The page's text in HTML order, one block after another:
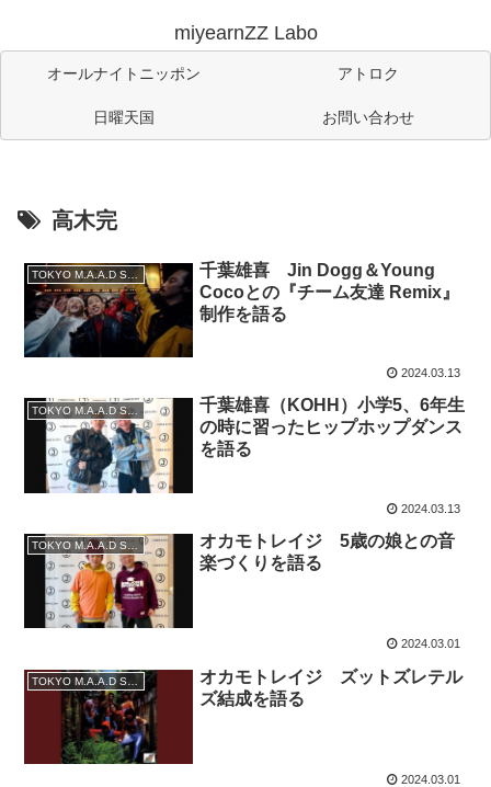
miyearnZZ Labo
オールナイトニッポン アトロク
日曜天国 お問い合わせ
高木完
TOKYO M.A.A.D SPIN
千葉雄喜 Jin Dogg＆Young
Cocoとの『チーム友達 Remix』
制作を語る
2024.03.13
TOKYO M.A.A.D SPIN
千葉雄喜（KOHH）小学5、6年生
の時に習ったヒップホップダンス
を語る
2024.03.13
TOKYO M.A.A.D SPIN
オカモトレイジ 5歳の娘との音
楽づくりを語る
2024.03.01
TOKYO M.A.A.D SPIN
オカモトレイジ ズットズレテル
ズ結成を語る
2024.03.01